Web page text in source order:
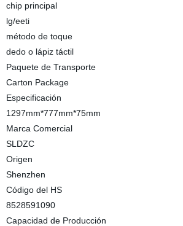
chip principal
lg/eeti
método de toque
dedo o lápiz táctil
Paquete de Transporte
Carton Package
Especificación
1297mm*777mm*75mm
Marca Comercial
SLDZC
Origen
Shenzhen
Código del HS
8528591090
Capacidad de Producción